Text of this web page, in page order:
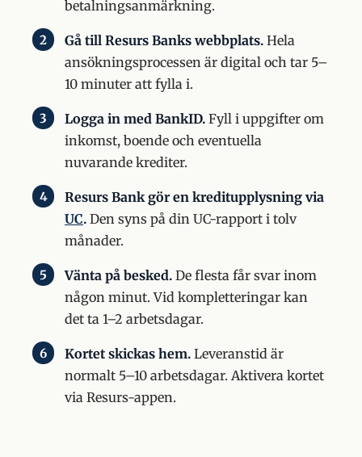
betalningsanmärkning.
Gå till Resurs Banks webbplats. Hela
ansökningsprocessen är digital och tar 5–
10 minuter att fylla i.
Logga in med BankID. Fyll i uppgifter om
inkomst, boende och eventuella
nuvarande krediter.
Resurs Bank gör en kreditupplysning via
UC. Den syns på din UC-rapport i tolv
månader.
Vänta på besked. De flesta får svar inom
någon minut. Vid kompletteringar kan
det ta 1–2 arbetsdagar.
Kortet skickas hem. Leveranstid är
normalt 5–10 arbetsdagar. Aktivera kortet
via Resurs-appen.